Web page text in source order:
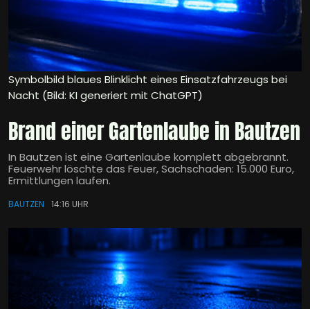
Symbolbild blaues Blinklicht eines Einsatzfahrzeugs bei
Nacht (Bild: KI generiert mit ChatGPT)
Brand einer Gartenlaube in Bautzen
In Bautzen ist eine Gartenlaube komplett abgebrannt.
Feuerwehr löschte das Feuer, Sachschaden: 15.000 Euro,
Ermittlungen laufen.
BAUTZEN 14:16 UHR